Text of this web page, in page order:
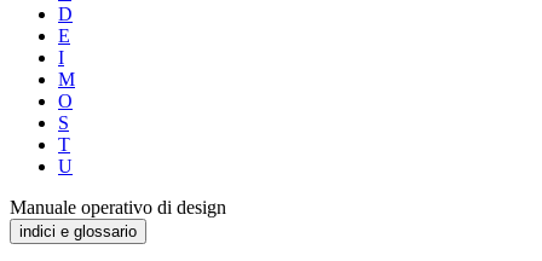
D
E
I
M
O
S
T
U
Manuale operativo di design
indici e glossario